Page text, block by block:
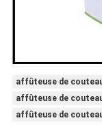
affûteuse de
affûteuse de
affûteuse de